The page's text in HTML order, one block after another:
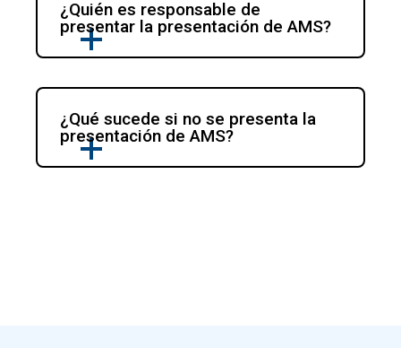
¿Quién es responsable de
presentar la presentación de AMS?
¿Qué sucede si no se presenta la
presentación de AMS?